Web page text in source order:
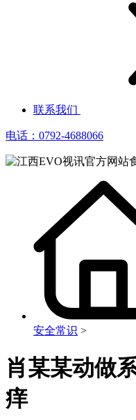
联系我们
电话：0792-4688066
安全常识 >
肖某某动做
痒